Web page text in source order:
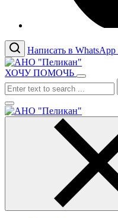
Написать в WhatsApp
ХОЧУ ПОМОЧЬ
Search